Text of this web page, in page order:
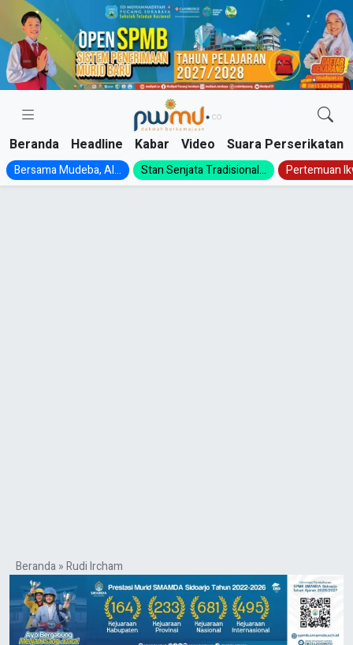
Skip
content
Beranda Headline Kabar Video Suara Perserikatan
Bersama Mudeba, Al... Stan Senjata Tradisional... Pertemuan
Beranda»Rudi Ircham